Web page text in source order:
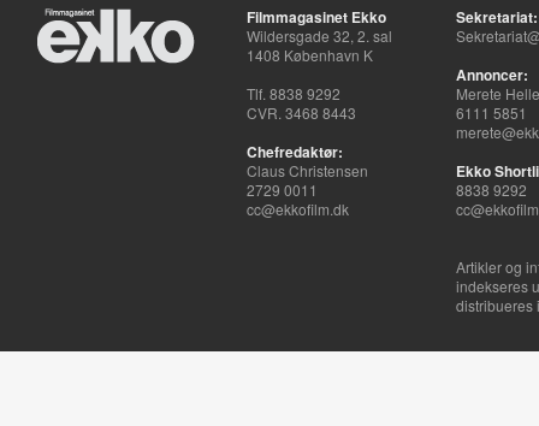
Filmmagasinet Ekko
Wildersgade 32, 2. sal
1408 København K
Tlf. 8838 9292
CVR. 3468 8443
Chefredaktør:
Claus Christensen
2729 0011
cc@ekkofilm.dk
Sekretariat:
Annoncer:
Merete
6111 5851
Ekko
8838 9292
Artikler og
indekseres
distribueres